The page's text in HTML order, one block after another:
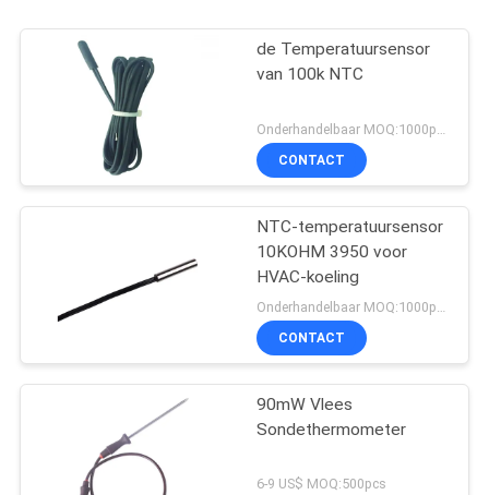
de Temperatuursensor
van 100k NTC
CONTACT
NTC-temperatuursensor
10KOHM 3950 voor
HVAC-koeling
CONTACT
90mW Vlees
Sondethermometer
6-9 US$ MOQ:500pcs